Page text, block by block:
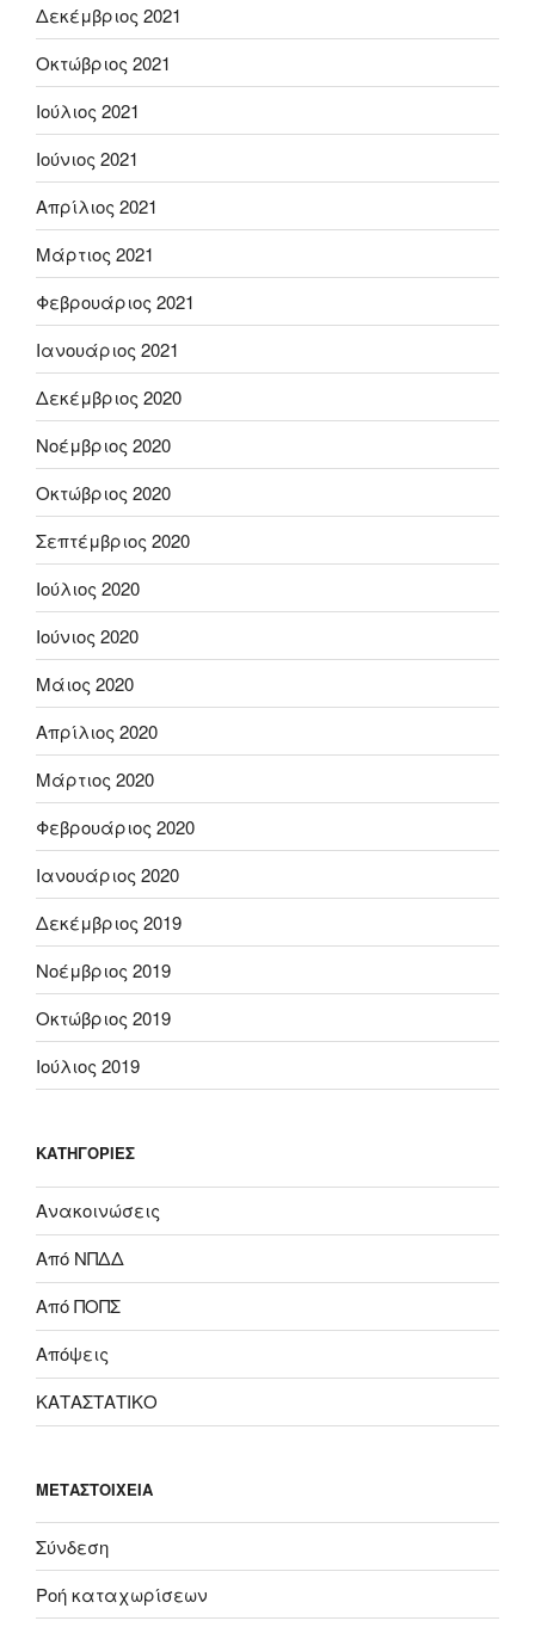
Δεκέμβριος 2021
Οκτώβριος 2021
Ιούλιος 2021
Ιούνιος 2021
Απρίλιος 2021
Μάρτιος 2021
Φεβρουάριος 2021
Ιανουάριος 2021
Δεκέμβριος 2020
Νοέμβριος 2020
Οκτώβριος 2020
Σεπτέμβριος 2020
Ιούλιος 2020
Ιούνιος 2020
Μάιος 2020
Απρίλιος 2020
Μάρτιος 2020
Φεβρουάριος 2020
Ιανουάριος 2020
Δεκέμβριος 2019
Νοέμβριος 2019
Οκτώβριος 2019
Ιούλιος 2019
KΑΤΗΓΟΡΊΕΣ
Ανακοινώσεις
Από ΝΠΔΔ
Από ΠΟΠΣ
Απόψεις
ΚΑΤΑΣΤΑΤΙΚΟ
ΜΕΤΑΣΤΟΙΧΕΊΑ
Σύνδεση
Ροή καταχωρίσεων